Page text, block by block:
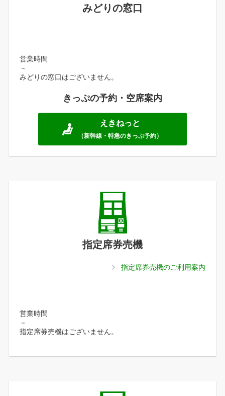
みどりの窓口
営業時間
－
みどりの窓口はございません。
きっぷの予約・空席案内
えきねっと
（新幹線・特急のきっぷ予約）
指定席券売機
指定席券売機のご利用案内
営業時間
－
指定席券売機はございません。